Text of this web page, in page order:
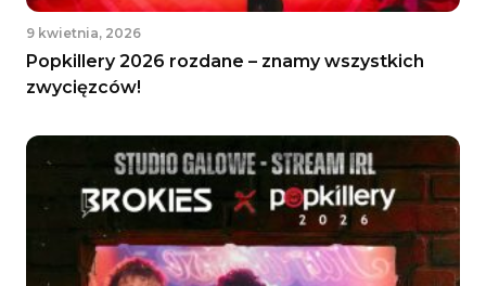
9 kwietnia, 2026
Popkillery 2026 rozdane – znamy wszystkich
zwycięzców!